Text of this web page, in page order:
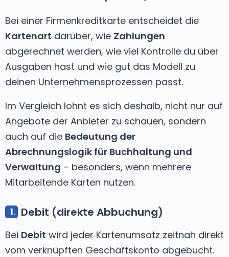
Bei einer Firmenkreditkarte entscheidet die
Kartenart darüber, wie Zahlungen
abgerechnet werden, wie viel Kontrolle du über
Ausgaben hast und wie gut das Modell zu
deinen Unternehmensprozessen passt.
Im Vergleich lohnt es sich deshalb, nicht nur auf
Angebote der Anbieter zu schauen, sondern
auch auf die Bedeutung der
Abrechnungslogik für Buchhaltung und
Verwaltung – besonders, wenn mehrere
Mitarbeitende Karten nutzen.
Debit (direkte Abbuchung)
Bei Debit wird jeder Kartenumsatz zeitnah direkt
vom verknüpften Geschäftskonto abgebucht.